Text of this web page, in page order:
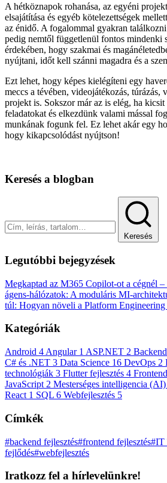
A hétköznapok rohanása, az egyéni
elsajátítása és egyéb kötelezettségek
az énidő. A fogalommal gyakran
pedig nemtől függetlenül fontos mindenki
érdekében, hogy szakmai és
nyújtani, időt kell szánni magadra és a
Ezt lehet, hogy képes kielégíteni egy
meccs a tévében, videojátékozás, túrázás,
projekt is. Sokszor már az is elég, ha
feladatokat és elkezdünk valami mással
munkának fogunk fel. Ez lehet akár egy
hogy kikapcsolódást nyújtson!
Keresés a blogban
Keresés
Legutóbbi bejegyzések
Megkaptad az M365 Copilot-ot a cégnél –
ágens-hálózatok: A moduláris MI-
túl: Hogyan növeli a Platform
Kategóriák
Android 4 Angular 1 ASP.NET 2 Backend
C# és .NET 3 Data Science 16 DevOps 2
technológiák 3 Flutter fejlesztés 4 Frontend
JavaScript 2 Mesterséges intelligencia (AI)
React 1 SQL 6 Webfejlesztés 5
Címkék
#backend fejlesztés#frontend fejlesztés#IT
fejlődés#webfejlesztés
Iratkozz fel a hírlevelünkre!